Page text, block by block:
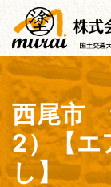
西尾市
2）【エ
し】